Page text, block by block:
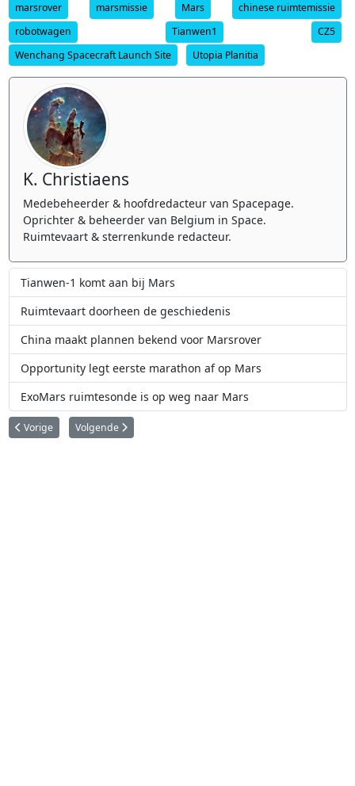
marsrover
marsmissie Mars
chinese ruimtemissie
robotwagen
Tianwen1
CZ5
Wenchang Spacecraft Launch Site
Utopia Planitia
K. Christiaens
Medebeheerder & hoofdredacteur van Spacepage.
Oprichter & beheerder van Belgium in Space.
Ruimtevaart & sterrenkunde redacteur.
Tianwen-1 komt aan bij Mars
Ruimtevaart doorheen de geschiedenis
China maakt plannen bekend voor Marsrover
Opportunity legt eerste marathon af op Mars
ExoMars ruimtesonde is op weg naar Mars
Vorig artikel: China brengt laatste Beidou navigatiesatelliet in de ruimte
Vorige Volgende artikel: Eerste lancering Chinese Long March-7A
Volgende